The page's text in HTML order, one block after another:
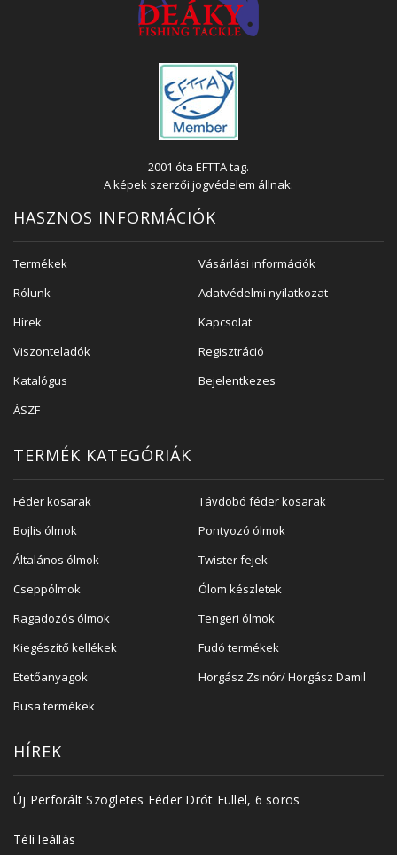
2001 óta EFTTA tag.
A képek szerzői jogvédelem állnak.
HASZNOS INFORMÁCIÓK
Termékek
Vásárlási információk
Rólunk
Adatvédelmi nyilatkozat
Hírek
Kapcsolat
Viszonteladók
Regisztráció
Katalógus
Bejelentkezes
ÁSZF
TERMÉK KATEGÓRIÁK
Féder kosarak
Távdobó féder kosarak
Bojlis ólmok
Pontyozó ólmok
Általános ólmok
Twister fejek
Cseppólmok
Ólom készletek
Ragadozós ólmok
Tengeri ólmok
Kiegészítő kellékek
Fudó termékek
Etetőanyagok
Horgász Zsinór/ Horgász Damil
Busa termékek
HÍREK
Új Perforált Szögletes Féder Drót Füllel, 6 soros
Téli leállás